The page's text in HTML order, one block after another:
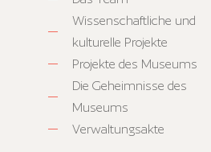
Wissenschaftliche und
kulturelle Projekte
Projekte des Museums
Die Geheimnisse des
Museums
Verwaltungsakte